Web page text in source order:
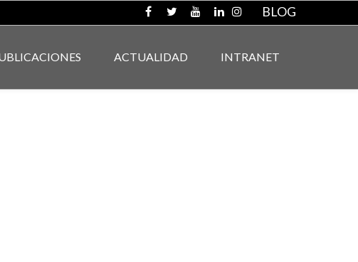
BLOG
ACTUALIDAD INTRANET